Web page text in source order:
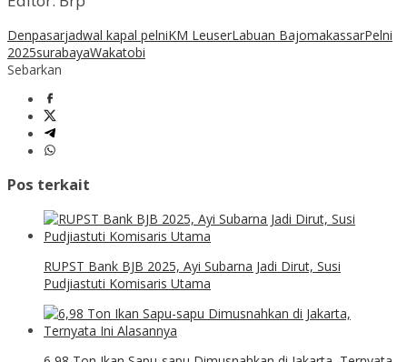
Denpasarjadwal kapal pelniKM LeuserLabuan BajomakassarPelni
2025surabayaWakatobi
Sebarkan
Pos terkait
RUPST Bank BJB 2025, Ayi Subarna Jadi Dirut, Susi
Pudjiastuti Komisaris Utama